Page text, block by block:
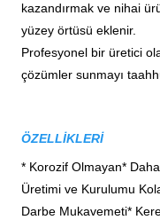
kazandırmak ve nihai
yüzey örtüsü eklenir.
Profesyonel bir üretici
çözümler sunmayı
ÖZELLİKLERİ
* Korozif Olmayan*
Üretimi ve Kurulumu
Darbe Mukavemeti*